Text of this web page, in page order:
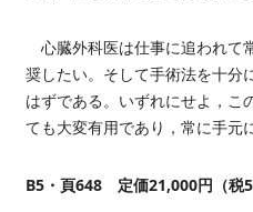
心臓外科医は仕事に追われて
奨したい。そして手術法を十分
はずである。いずれにせよ，こ
ても大変有用であり，常に手元
B5・頁648 定価21,000円（税